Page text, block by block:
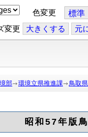
色変更 標準
変更 大きくする 元
部 環境立県推進課 鳥取
昭和57年版